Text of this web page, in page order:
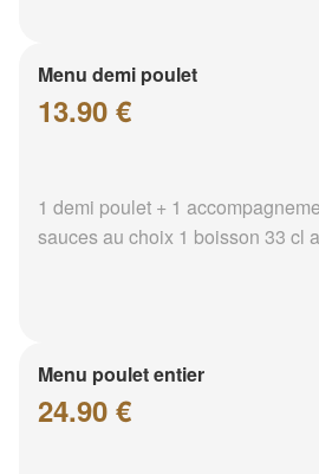
Menu demi poulet
13.90 €
1 demi poulet + 1
sauces au choix 1 boisson 33 cl
Menu poulet entier
24.90 €